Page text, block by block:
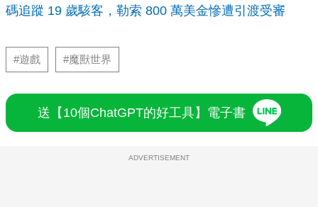
碼追蹤 19 歲駭客，勒索 800 萬美金慘遭引渡受審
#遊戲 #魔獸世界
送【10個ChatGPT的好工具】電子書
ADVERTISEMENT